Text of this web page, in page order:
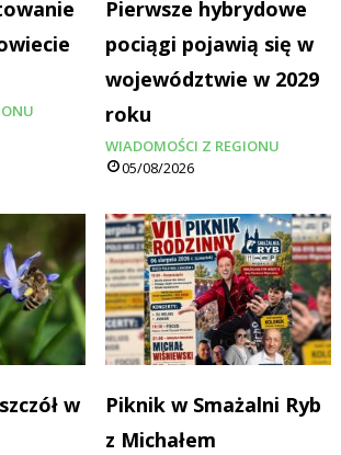
Pierwsze hybrydowe
pociągi pojawią się w
województwie w 2029
roku
WIADOMOŚCI Z REGIONU
05/08/2026
w
Piknik w Smażalni Ryb
z Michałem